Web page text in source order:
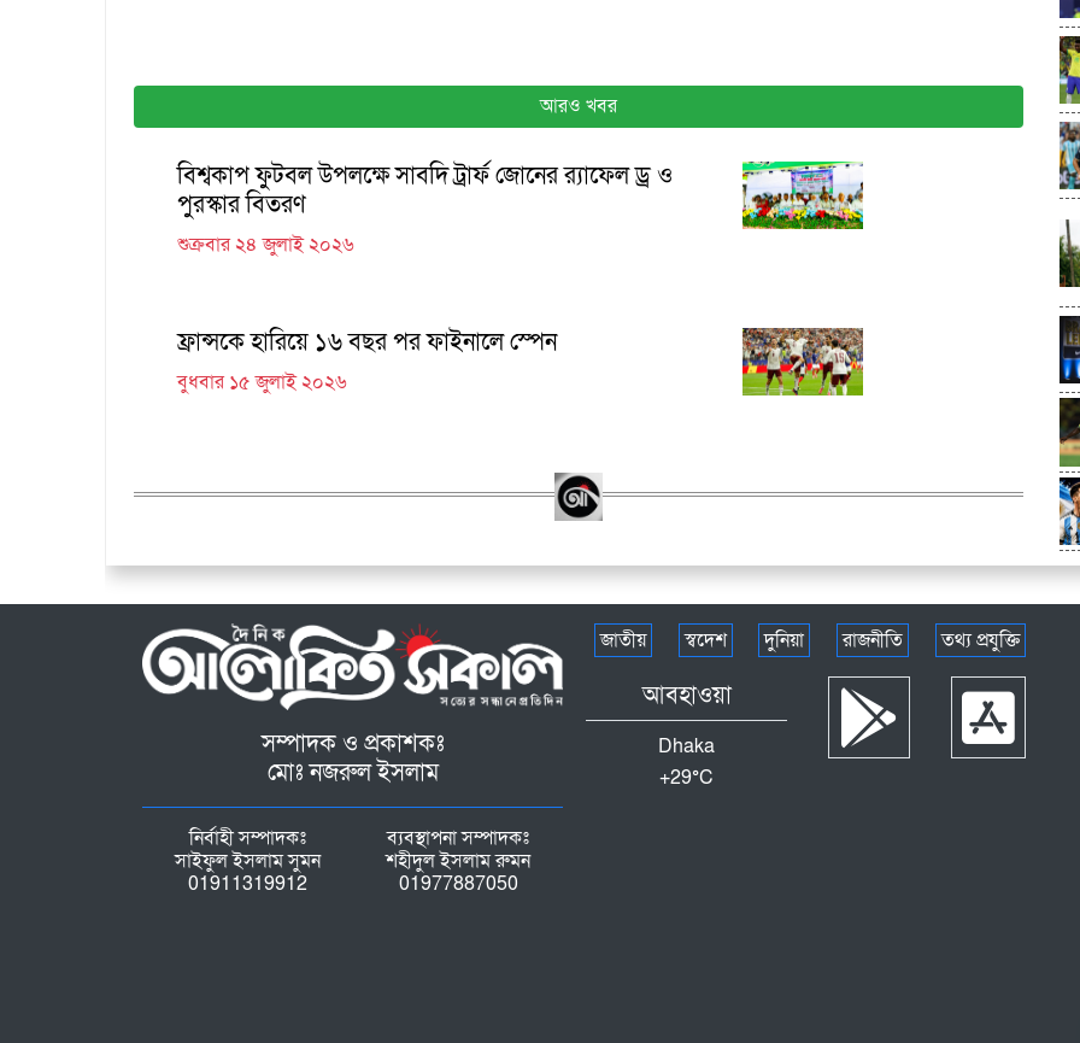
আরও খবর
বিশ্বকাপ ফুটবল উপলক্ষে সাবদি ট্রার্ফ জোনের র‍্যাফেল ড্র ও
পুরস্কার বিতরণ
শুক্রবার ২৪ জুলাই ২০২৬
ফ্রান্সকে হারিয়ে ১৬ বছর পর ফাইনালে স্পেন
বুধবার ১৫ জুলাই ২০২৬
সম্পাদক ও প্রকাশকঃ
মোঃ নজরুল ইসলাম
নির্বাহী সম্পাদকঃ
সাইফুল ইসলাম সুমন
01911319912
ব্যবস্থাপনা সম্পাদকঃ
শহীদুল ইসলাম রুমন
01977887050
জাতীয় স্বদেশ দুনিয়া রাজনীতি তথ্য প্রযুক্তি
আবহাওয়া
Dhaka
+29°C